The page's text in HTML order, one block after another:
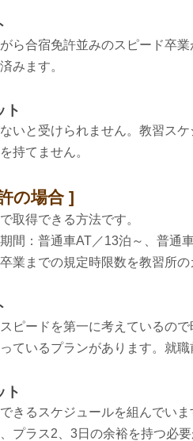
ら合宿免許並みのスピード卒
みます。
ト
いと受けられません。教習ス
持てません。
の場合
取得できる方法です。
間：普通車AT／13泊～、普通
業までの規定時限数を教習所
ピードを第一に考えているの
ているプランがあります。就
ト
きるスケジュールを組んでい
プラス2、3日の余裕を持つ必要